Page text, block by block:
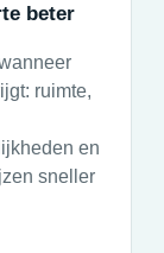
beter
ruimte,
en
sneller